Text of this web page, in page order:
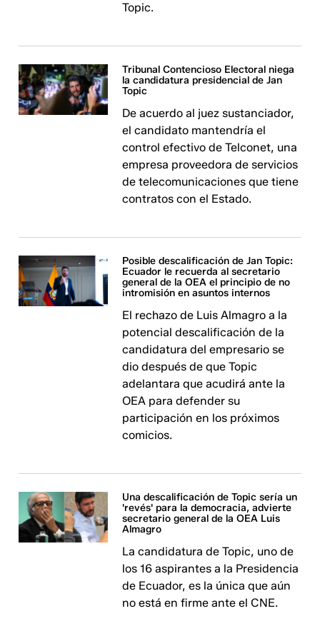
Topic.
Tribunal Contencioso Electoral niega
la candidatura presidencial de Jan
Topic
De acuerdo al juez sustanciador,
el candidato mantendría el
control efectivo de Telconet, una
empresa proveedora de servicios
de telecomunicaciones que tiene
contratos con el Estado.
Posible descalificación de Jan Topic:
Ecuador le recuerda al secretario
general de la OEA el principio de no
intromisión en asuntos internos
El rechazo de Luis Almagro a la
potencial descalificación de la
candidatura del empresario se
dio después de que Topic
adelantara que acudirá ante la
OEA para defender su
participación en los próximos
comicios.
Una descalificación de Topic sería un
'revés' para la democracia, advierte
secretario general de la OEA Luis
Almagro
La candidatura de Topic, uno de
los 16 aspirantes a la Presidencia
de Ecuador, es la única que aún
no está en firme ante el CNE.